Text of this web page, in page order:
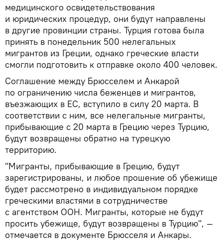
медицинского освидетельствования
и юридических процедур, они будут направлены
в другие провинции страны. Турция готова была
принять в понедельник 500 нелегальных
мигрантов из Греции, однако греческие власти
смогли подготовить к отправке около 400 человек.
Соглашение между Брюсселем и Анкарой
по ограничению числа беженцев и мигрантов,
въезжающих в ЕС, вступило в силу 20 марта. В
соответствии с ним, все нелегальные мигранты,
прибывающие с 20 марта в Грецию через Турцию,
будут возвращены обратно на турецкую
территорию.
"Мигранты, прибывающие в Грецию, будут
зарегистрированы, и любое прошение об убежище
будет рассмотрено в индивидуальном порядке
греческими властями в сотрудничестве
с агентством ООН. Мигранты, которые не будут
просить убежище, будут возвращены в Турцию", —
отмечается в документе Брюсселя и Анкары.